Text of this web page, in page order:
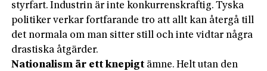
styrfart. Industrin är inte konkurrenskraftig. Tyska
politiker verkar fortfarande tro att allt kan återgå till
det normala om man sitter still och inte vidtar några
drastiska åtgärder.
Nationalism är ett knepigt ämne. Helt utan den